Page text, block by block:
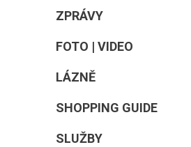
ZPRÁVY
FOTO | VIDEO
LÁZNĚ
SHOPPING GUIDE
SLUŽBY